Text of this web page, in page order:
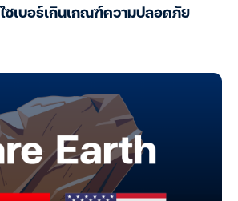
ซเบอร์เกินเกณฑ์ความปลอดภัย